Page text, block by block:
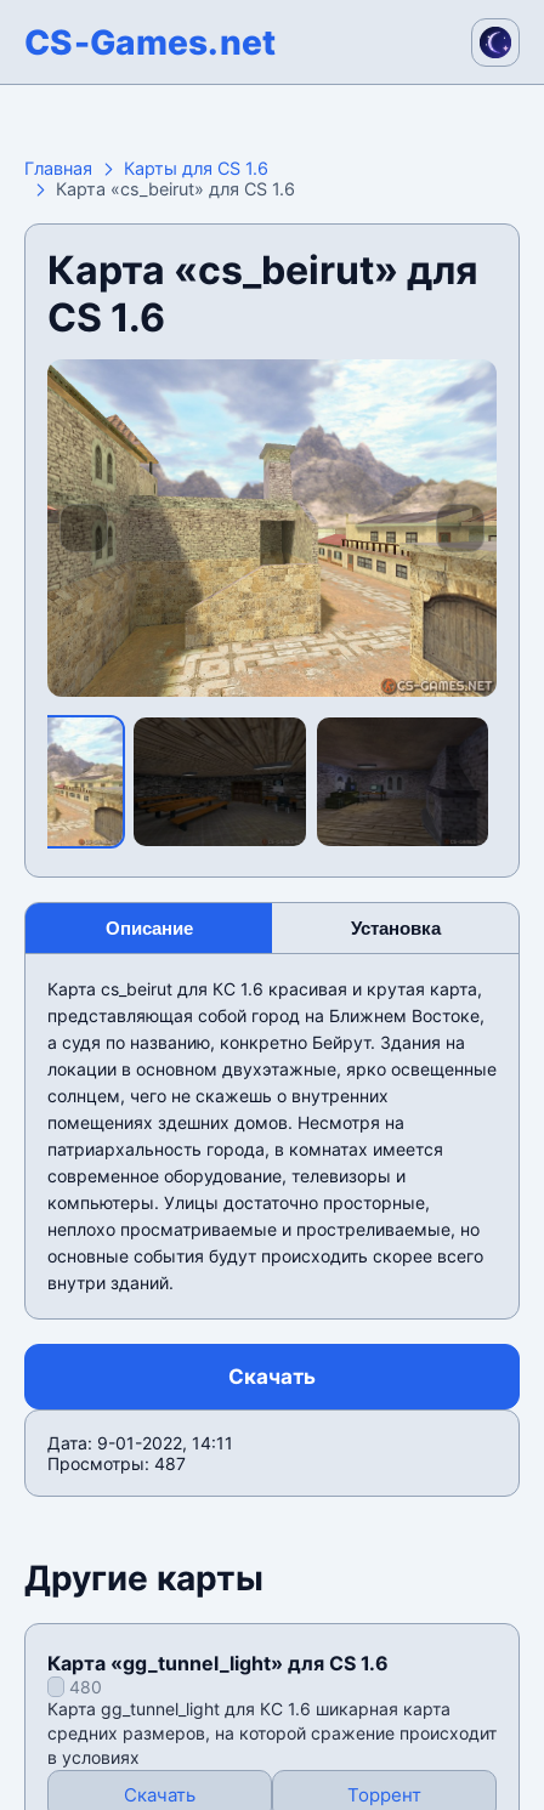
CS-Games.net
Главная
Карты для CS 1.6
Карта «cs_beirut» для CS 1.6
Карта «cs_beirut» для
CS 1.6
Описание Установка
Карта cs_beirut для КС 1.6 красивая и крутая карта,
представляющая собой город на Ближнем Востоке,
а судя по названию, конкретно Бейрут. Здания на
локации в основном двухэтажные, ярко освещенные
солнцем, чего не скажешь о внутренних
помещениях здешних домов. Несмотря на
патриархальность города, в комнатах имеется
современное оборудование, телевизоры и
компьютеры. Улицы достаточно просторные,
неплохо просматриваемые и простреливаемые, но
основные события будут происходить скорее всего
внутри зданий.
Скачать
Дата: 9-01-2022, 14:11
Просмотры: 487
Другие карты
Карта «gg_tunnel_light» для CS 1.6
480
Карта gg_tunnel_light для КС 1.6 шикарная карта
средних размеров, на которой сражение происходит
в условиях
Скачать Торрент